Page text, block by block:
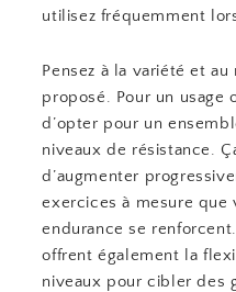
utilisez fréquemment
Pensez à la variété et
proposé. Pour un
d’opter pour un
niveaux de résistance.
d’augmenter
exercices à mesure
endurance se
offrent également la
niveaux pour cibler des